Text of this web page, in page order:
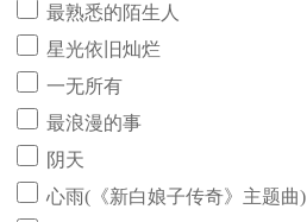
最熟悉的陌生人
星光依旧灿烂
一无所有
最浪漫的事
阴天
心雨(《新白娘子传奇》主题曲)